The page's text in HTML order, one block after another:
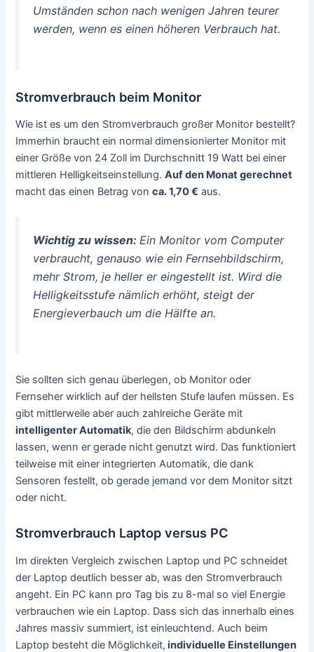
Umständen schon nach wenigen Jahren teurer
werden, wenn es einen höheren Verbrauch hat.
Stromverbrauch beim Monitor
Wie ist es um den Stromverbrauch großer Monitor bestellt?
Immerhin braucht ein normal dimensionierter Monitor mit
einer Größe von 24 Zoll im Durchschnitt 19 Watt bei einer
mittleren Helligkeitseinstellung.Auf den Monat gerechnet
macht das einen Betrag vonca. 1,70 € aus.
Wichtig zu wissen:Ein Monitor vom Computer
verbraucht, genauso wie ein Fernsehbildschirm,
mehr Strom, je heller er eingestellt ist. Wird die
Helligkeitsstufe nämlich erhöht, steigt der
Energieverbauch um die Hälfte an.
Sie sollten sich genau überlegen, ob Monitor oder
Fernseher wirklich auf der hellsten Stufe laufen müssen. Es
gibt mittlerweile aber auch zahlreiche Geräte mit
intelligenter Automatik, die den Bildschirm abdunkeln
lassen, wenn er gerade nicht genutzt wird. Das funktioniert
teilweise mit einer integrierten Automatik, die dank
Sensoren festellt, ob gerade jemand vor dem Monitor sitzt
oder nicht.
Stromverbrauch Laptop versus PC
Im direkten Vergleich zwischen Laptop und PC schneidet
der Laptop deutlich besser ab, was den Stromverbrauch
angeht. Ein PC kann pro Tag bis zu 8-mal so viel Energie
verbrauchen wie ein Laptop. Dass sich das innerhalb eines
Jahres massiv summiert, ist einleuchtend. Auch beim
Laptop besteht die Möglichkeit, individuelle Einstellungen